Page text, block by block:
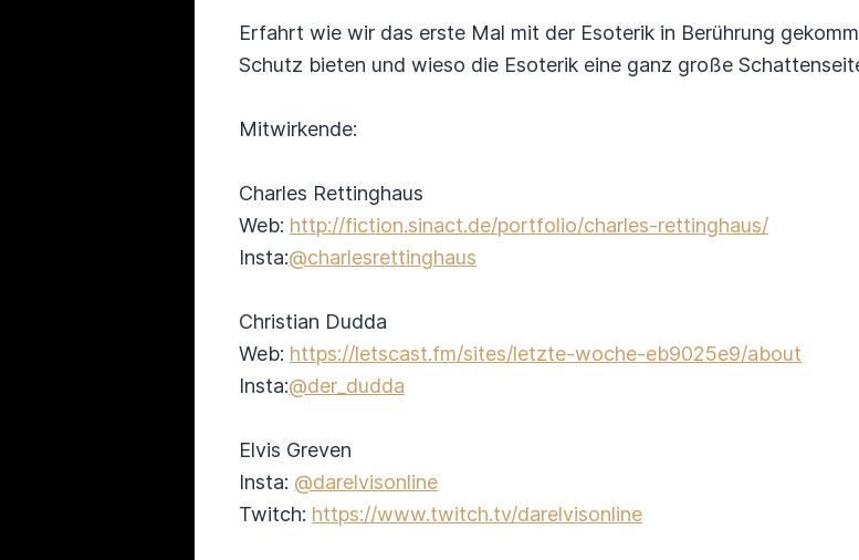
Erfahrt wie wir das erste Mal mit der Esoterik in Berührung
Schutz bieten und wieso die Esoterik eine ganz große
Mitwirkende:
Charles Rettinghaus
Web: http://fiction.sinact.de/portfolio/charles-rettinghaus/
Insta:@charlesrettinghaus
Christian Dudda
Web: https://letscast.fm/sites/letzte-woche-eb9025e9/about
Insta:@der_dudda
Elvis Greven
Insta: @darelvisonline
Twitch: https://www.twitch.tv/darelvisonline